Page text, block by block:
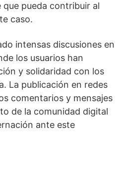
pueda contribuir al
caso.
intensas discusiones en
los usuarios han
y solidaridad con los
La publicación en redes
comentarios y mensajes
de la comunidad digital
ante este